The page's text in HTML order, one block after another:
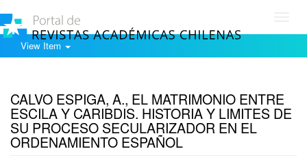
View Item
CALVO ESPIGA, A., EL MATRIMONIO ENTRE
ESCILA Y CARIBDIS. HISTORIA Y LIMITES DE
SU PROCESO SECULARIZADOR EN EL
ORDENAMIENTO ESPAÑOL